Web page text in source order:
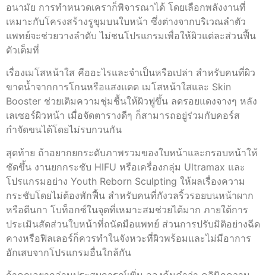
อนามัย การทำหนวดเคราก็พิจารณาได้ โดยเลือกพลังงานที่
เหมาะกับโครงสร้างรูขุมบนใบหน้า ซึ่งต่างจากบริเวณลำตัว
แพทย์จะช่วยวางลำดับ ไม่ชนโปรแกรมเพื่อให้ผิวแต่ละส่วนฟื้น
ตัวเต็มที่
เรื่องเมโสหน้าใส คืออะไรและจำเป็นหรือเปล่า สำหรับคนที่ผิว
ขาดน้ำจากการโกนหรือแสงแดด เมโสหน้าใสและ Skin
Booster ช่วยเติมความชุ่มชื้นให้ผิวฟูขึ้น ลดรอยแดงจางๆ หลัง
เลเซอร์ผิวหน้า เมื่อจัดตารางดีๆ ก็สามารถอยู่ร่วมกับคอร์ส
กำจัดขนได้โดยไม่รบกวนกัน
สุดท้าย ถ้าอยากยกระดับภาพรวมของใบหน้าและกรอบหน้าให้
ชัดขึ้น งานยกกระชับ HIFU หรือเครื่องกลุ่ม Ultramax และ
โปรแกรมอย่าง Youth Reborn Sculpting ให้ผลเรื่องความ
กระชับโดยไม่ต้องพักฟื้น สำหรับคนที่กังวลริ้วรอยบนหน้าผาก
หรือตีนกา โบท็อกซ์ในจุดที่เหมาะสมช่วยได้มาก ภายใต้การ
ประเมินสัดส่วนใบหน้าที่ถนัดมือแพทย์ ส่วนการปรับมิติอย่างฉีด
คางหรือฟิลเลอร์ก็ควรทำในจังหวะที่ผิวพร้อมและไม่มีอาการ
อักเสบจากโปรแกรมอื่นใกล้กัน